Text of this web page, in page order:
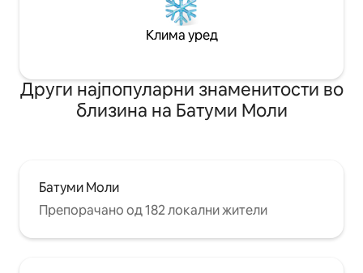
Клима уред
Други најпопуларни знаменитости во
близина на Батуми Моли
Батуми Моли
Препорачано од 182 локални жители